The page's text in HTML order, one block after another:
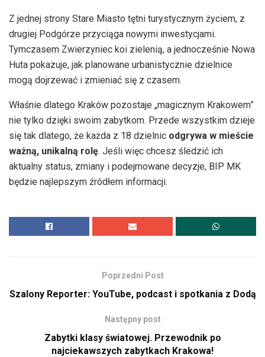
Z jednej strony Stare Miasto tętni turystycznym życiem, z
drugiej Podgórze przyciąga nowymi inwestycjami.
Tymczasem Zwierzyniec koi zielenią, a jednocześnie Nowa
Huta pokazuje, jak planowane urbanistycznie dzielnice
mogą dojrzewać i zmieniać się z czasem.
Właśnie dlatego Kraków pozostaje „magicznym Krakowem”
nie tylko dzięki swoim zabytkom. Przede wszystkim dzieje
się tak dlatego, że każda z 18 dzielnic odgrywa w mieście
ważną, unikalną rolę. Jeśli więc chcesz śledzić ich
aktualny status, zmiany i podejmowane decyzje, BIP MK
będzie najlepszym źródłem informacji.
Poprzedni Post
Szalony Reporter: YouTube, podcast i spotkania z Dodą
Następny post
Zabytki klasy światowej. Przewodnik po
najciekawszych zabytkach Krakowa!